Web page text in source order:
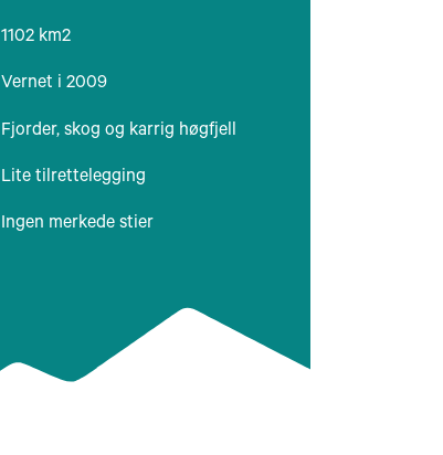
1102 km2
Vernet i 2009
Fjorder, skog og karrig høgfjell
Lite tilrettelegging
Ingen merkede stier